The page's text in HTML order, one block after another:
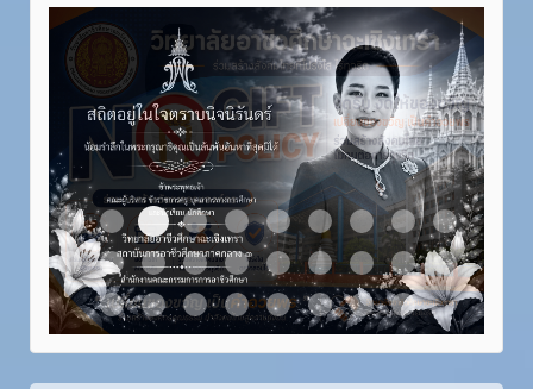
Item 1 Item 2Item 3Item 4Item 5Item 6 Item 7Item 8Item 9Item 10
Item 11Item 12Item 13Item 14Item 15Item 16Item 17Item 18Item 19Item 20
Item 21Item 22Item 23Item 24Item 25Item 26Item 27Item 28